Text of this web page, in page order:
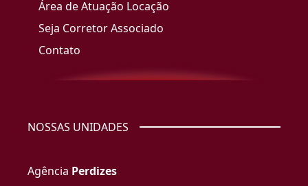
Área de Atuação Locação
Seja Corretor Associado
Contato
NOSSAS UNIDADES
Agência Perdizes